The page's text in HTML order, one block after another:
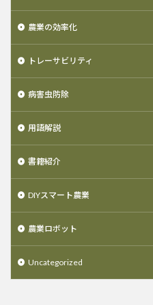
農業の効率化
トレーサビリティ
病害虫防除
用語解説
書籍紹介
DIYスマート農業
農業ロボット
Uncategorized